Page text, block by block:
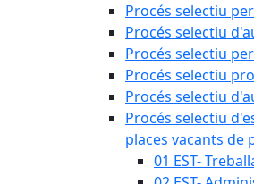
Procés selectiu
Procés selectiu
Procés selectiu
Procés selectiu
Procés selectiu
Procés selectiu
places vacants de
01 EST-